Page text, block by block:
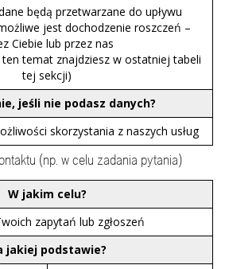
będą przetwarzane do upływu
jest dochodzenie roszczeń –
Ciebie lub przez nas
temat znajdziesz w ostatniej tabeli
tej sekcji)
jeśli nie podasz danych?
skorzystania z naszych usług
(np. w celu zadania pytania)
W jakim celu?
zapytań lub zgłoszeń
jakiej podstawie?